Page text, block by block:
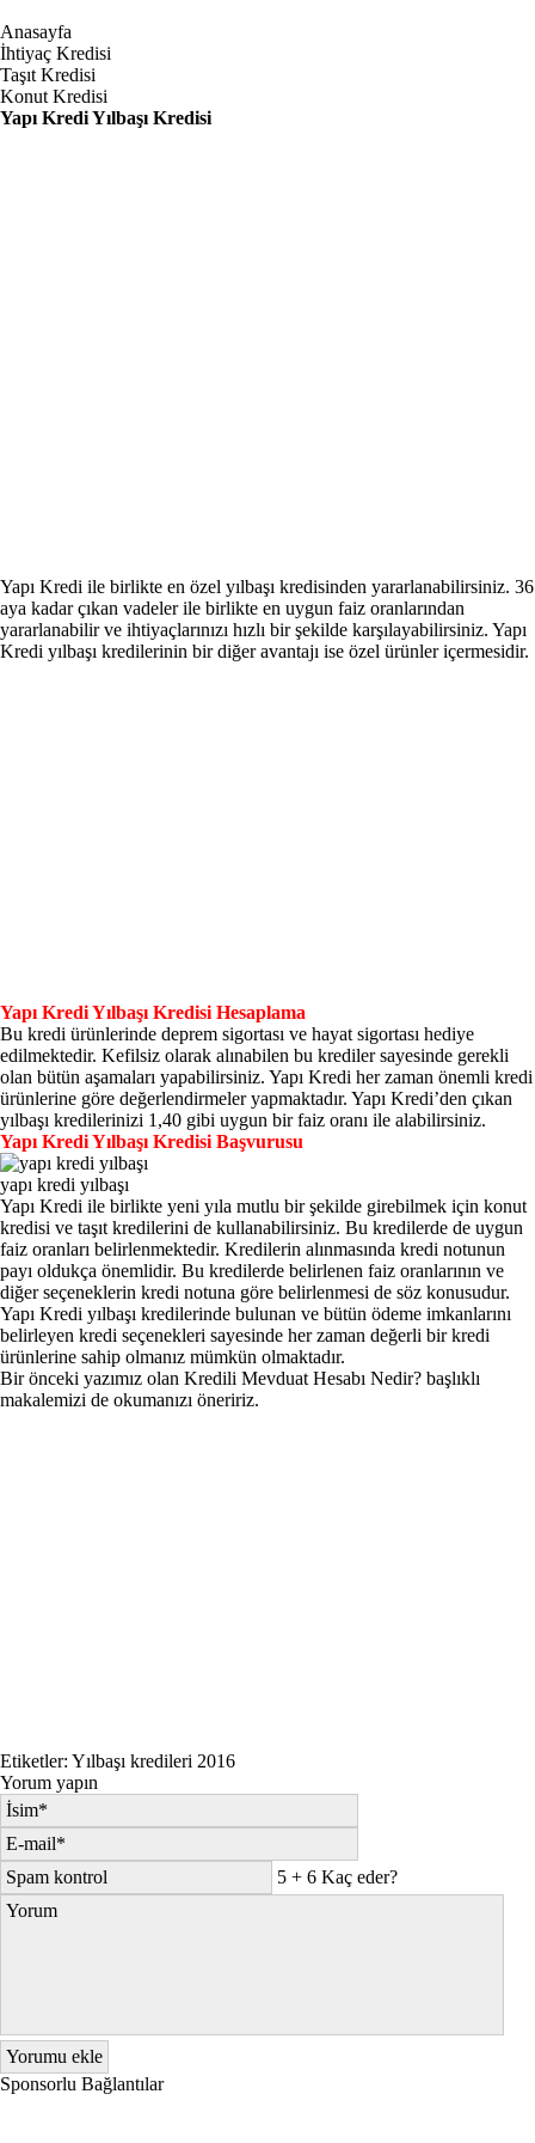
Anasayfa
İhtiyaç Kredisi
Taşıt Kredisi
Konut Kredisi
Yapı Kredi Yılbaşı Kredisi
Yapı Kredi ile birlikte en özel yılbaşı kredisinden yararlanabilirsiniz. 36
aya kadar çıkan vadeler ile birlikte en uygun faiz oranlarından
yararlanabilir ve ihtiyaçlarınızı hızlı bir şekilde karşılayabilirsiniz. Yapı
Kredi yılbaşı kredilerinin bir diğer avantajı ise özel ürünler içermesidir.
Yapı Kredi Yılbaşı Kredisi Hesaplama
Bu kredi ürünlerinde deprem sigortası ve hayat sigortası hediye
edilmektedir. Kefilsiz olarak alınabilen bu krediler sayesinde gerekli
olan bütün aşamaları yapabilirsiniz. Yapı Kredi her zaman önemli kredi
ürünlerine göre değerlendirmeler yapmaktadır. Yapı Kredi’den çıkan
yılbaşı kredilerinizi 1,40 gibi uygun bir faiz oranı ile alabilirsiniz.
Yapı Kredi Yılbaşı Kredisi Başvurusu
yapı kredi yılbaşı
Yapı Kredi ile birlikte yeni yıla mutlu bir şekilde girebilmek için konut
kredisi ve taşıt kredilerini de kullanabilirsiniz. Bu kredilerde de uygun
faiz oranları belirlenmektedir. Kredilerin alınmasında kredi notunun
payı oldukça önemlidir. Bu kredilerde belirlenen faiz oranlarının ve
diğer seçeneklerin kredi notuna göre belirlenmesi de söz konusudur.
Yapı Kredi yılbaşı kredilerinde bulunan ve bütün ödeme imkanlarını
belirleyen kredi seçenekleri sayesinde her zaman değerli bir kredi
ürünlerine sahip olmanız mümkün olmaktadır.
Bir önceki yazımız olan Kredili Mevduat Hesabı Nedir? başlıklı
makalemizi de okumanızı öneririz.
Etiketler: Yılbaşı kredileri 2016
Yorum yapın
5 + 6 Kaç eder?
Sponsorlu Bağlantılar